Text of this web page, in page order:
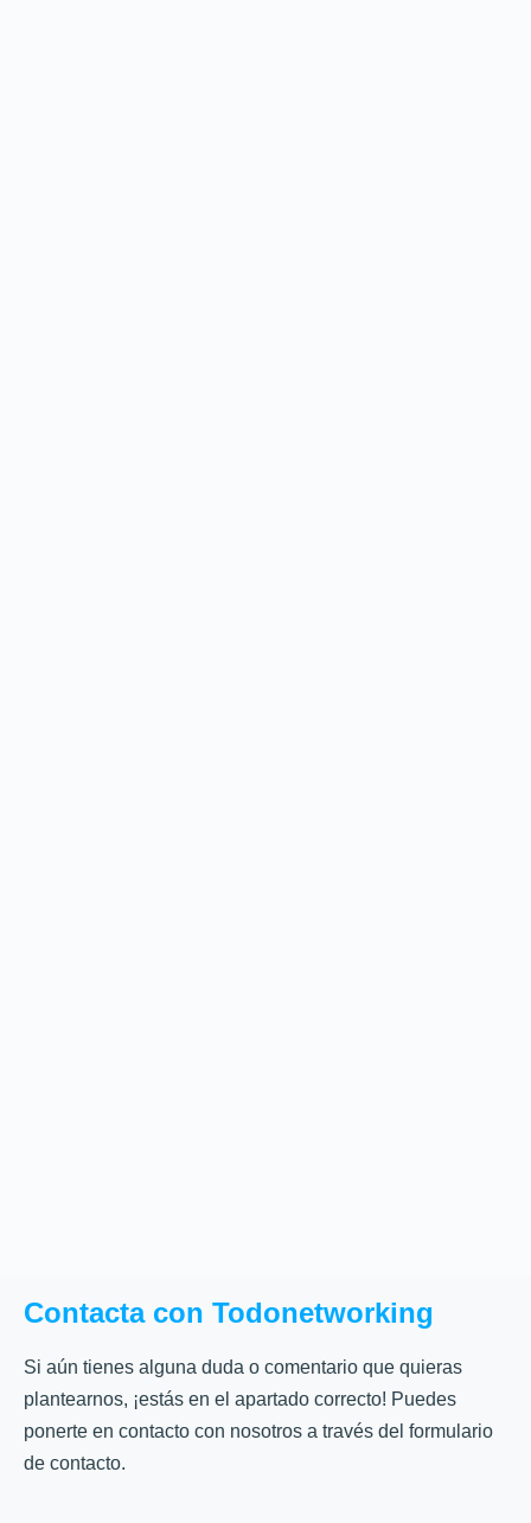
Contacta con Todonetworking
Si aún tienes alguna duda o comentario que quieras
plantearnos, ¡estás en el apartado correcto! Puedes
ponerte en contacto con nosotros a través del formulario
de contacto.